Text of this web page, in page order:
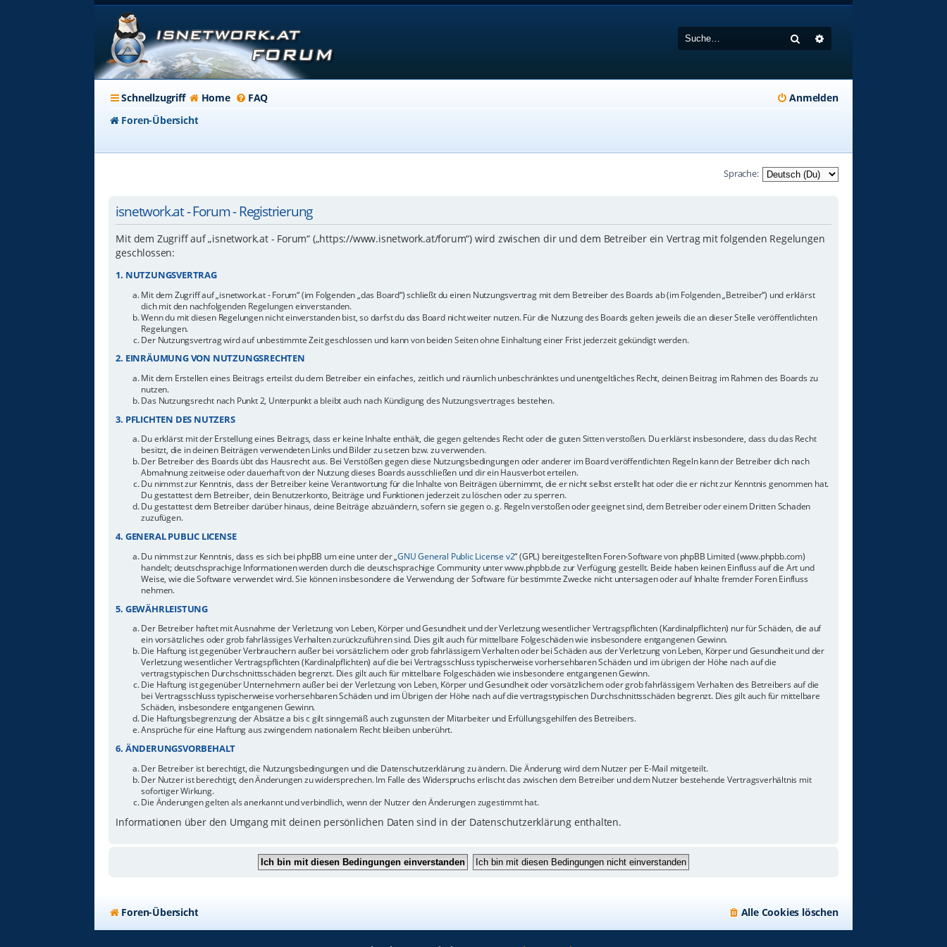
Suche
Schnellzugriff Home FAQ
Anmelden
Foren-Übersicht
Sprache:
isnetwork.at - Forum - Registrierung
Mit dem Zugriff auf „isnetwork.at - Forum“ („https://www.isnetwork.at/forum“) wird zwischen dir und dem Betreiber ein Vertrag mit folgenden Regelungen
geschlossen:
1. NUTZUNGSVERTRAG
Mit dem Zugriff auf „isnetwork.at - Forum“ (im Folgenden „das Board“) schließt du einen Nutzungsvertrag mit dem Betreiber des Boards ab (im Folgenden „Betreiber“) und erklärst
dich mit den nachfolgenden Regelungen einverstanden.
Wenn du mit diesen Regelungen nicht einverstanden bist, so darfst du das Board nicht weiter nutzen. Für die Nutzung des Boards gelten jeweils die an dieser Stelle veröffentlichten
Regelungen.
Der Nutzungsvertrag wird auf unbestimmte Zeit geschlossen und kann von beiden Seiten ohne Einhaltung einer Frist jederzeit gekündigt werden.
2. EINRÄUMUNG VON NUTZUNGSRECHTEN
Mit dem Erstellen eines Beitrags erteilst du dem Betreiber ein einfaches, zeitlich und räumlich unbeschränktes und unentgeltliches Recht, deinen Beitrag im Rahmen des Boards zu
nutzen.
Das Nutzungsrecht nach Punkt 2, Unterpunkt a bleibt auch nach Kündigung des Nutzungsvertrages bestehen.
3. PFLICHTEN DES NUTZERS
Du erklärst mit der Erstellung eines Beitrags, dass er keine Inhalte enthält, die gegen geltendes Recht oder die guten Sitten verstoßen. Du erklärst insbesondere, dass du das Recht
besitzt, die in deinen Beiträgen verwendeten Links und Bilder zu setzen bzw. zu verwenden.
Der Betreiber des Boards übt das Hausrecht aus. Bei Verstößen gegen diese Nutzungsbedingungen oder anderer im Board veröffentlichten Regeln kann der Betreiber dich nach
Abmahnung zeitweise oder dauerhaft von der Nutzung dieses Boards ausschließen und dir ein Hausverbot erteilen.
Du nimmst zur Kenntnis, dass der Betreiber keine Verantwortung für die Inhalte von Beiträgen übernimmt, die er nicht selbst erstellt hat oder die er nicht zur Kenntnis genommen hat.
Du gestattest dem Betreiber, dein Benutzerkonto, Beiträge und Funktionen jederzeit zu löschen oder zu sperren.
Du gestattest dem Betreiber darüber hinaus, deine Beiträge abzuändern, sofern sie gegen o. g. Regeln verstoßen oder geeignet sind, dem Betreiber oder einem Dritten Schaden
zuzufügen.
4. GENERAL PUBLIC LICENSE
Du nimmst zur Kenntnis, dass es sich bei phpBB um eine unter der „GNU General Public License v2“ (GPL) bereitgestellten Foren-Software von phpBB Limited (www.phpbb.com)
handelt; deutschsprachige Informationen werden durch die deutschsprachige Community unter www.phpbb.de zur Verfügung gestellt. Beide haben keinen Einfluss auf die Art und
Weise, wie die Software verwendet wird. Sie können insbesondere die Verwendung der Software für bestimmte Zwecke nicht untersagen oder auf Inhalte fremder Foren Einfluss
nehmen.
5. GEWÄHRLEISTUNG
Der Betreiber haftet mit Ausnahme der Verletzung von Leben, Körper und Gesundheit und der Verletzung wesentlicher Vertragspflichten (Kardinalpflichten) nur für Schäden, die auf
ein vorsätzliches oder grob fahrlässiges Verhalten zurückzuführen sind. Dies gilt auch für mittelbare Folgeschäden wie insbesondere entgangenen Gewinn.
Die Haftung ist gegenüber Verbrauchern außer bei vorsätzlichem oder grob fahrlässigem Verhalten oder bei Schäden aus der Verletzung von Leben, Körper und Gesundheit und der
Verletzung wesentlicher Vertragspflichten (Kardinalpflichten) auf die bei Vertragsschluss typischerweise vorhersehbaren Schäden und im übrigen der Höhe nach auf die
vertragstypischen Durchschnittsschäden begrenzt. Dies gilt auch für mittelbare Folgeschäden wie insbesondere entgangenen Gewinn.
Die Haftung ist gegenüber Unternehmern außer bei der Verletzung von Leben, Körper und Gesundheit oder vorsätzlichem oder grob fahrlässigem Verhalten des Betreibers auf die
bei Vertragsschluss typischerweise vorhersehbaren Schäden und im Übrigen der Höhe nach auf die vertragstypischen Durchschnittsschäden begrenzt. Dies gilt auch für mittelbare
Schäden, insbesondere entgangenen Gewinn.
Die Haftungsbegrenzung der Absätze a bis c gilt sinngemäß auch zugunsten der Mitarbeiter und Erfüllungsgehilfen des Betreibers.
Ansprüche für eine Haftung aus zwingendem nationalem Recht bleiben unberührt.
6. ÄNDERUNGSVORBEHALT
Der Betreiber ist berechtigt, die Nutzungsbedingungen und die Datenschutzerklärung zu ändern. Die Änderung wird dem Nutzer per E-Mail mitgeteilt.
Der Nutzer ist berechtigt, den Änderungen zu widersprechen. Im Falle des Widerspruchs erlischt das zwischen dem Betreiber und dem Nutzer bestehende Vertragsverhältnis mit
sofortiger Wirkung.
Die Änderungen gelten als anerkannt und verbindlich, wenn der Nutzer den Änderungen zugestimmt hat.
Informationen über den Umgang mit deinen persönlichen Daten sind in der Datenschutzerklärung enthalten.
Foren-Übersicht Alle Cookies löschen